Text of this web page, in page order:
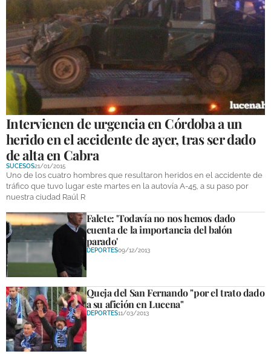
GALERÍAS
Intervienen de urgencia en Córdoba a un
herido en el accidente de ayer, tras ser dado
de alta en Cabra
SUCESOS21/01/2015
Uno de los cuatro hombres que resultaron heridos en el accidente de
tráfico que tuvo lugar este martes en la autovía A-45, a su paso por
nuestra ciudad Raúl R
Falete: 'Todavía no nos hemos dado
cuenta de la importancia del balón
parado'
DEPORTES09/12/2013
Queja del San Fernando "por el trato dado
a su afición en Lucena"
DEPORTES11/03/2013